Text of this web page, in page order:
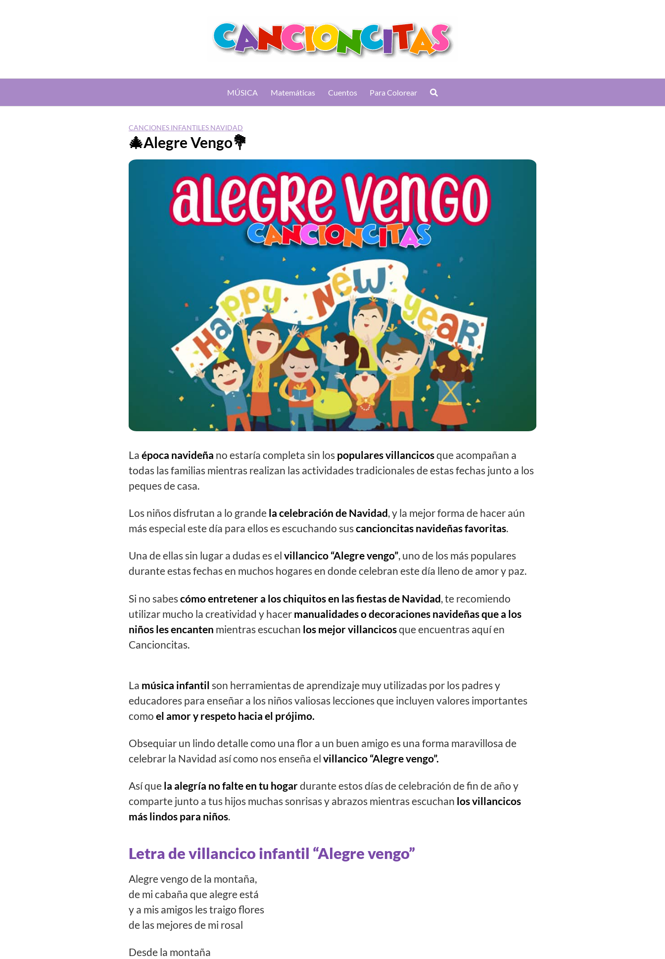
MÚSICA Matemáticas Cuentos Para Colorear
CANCIONES INFANTILES NAVIDAD
🎄Alegre Vengo💐
La época navideña no estaría completa sin los populares villancicosque acompañan a
todas las familias mientras realizan las actividades tradicionales de estas fechas junto a los
peques de casa.
Los niños disfrutan a lo grande la celebración de Navidad, y la mejor forma de hacer aún
más especial este día para ellos es escuchando suscancioncitas navideñas favoritas.
Una de ellas sin lugar a dudas es el villancico “Alegre vengo”, uno de los más populares
durante estas fechas en muchos hogares en donde celebran este día lleno de amor y paz.
Si no sabescómo entretener a los chiquitos en las fiestas de Navidad, te recomiendo
utilizar mucho la creatividad y hacer manualidades o decoraciones navideñas que a los
niños les encanten mientras escuchan los mejor villancicosque encuentras aquí en
Cancioncitas.
La música infantil son herramientas de aprendizaje muy utilizadas por los padres y
educadores para enseñar a los niños valiosas lecciones que incluyen valores importantes
como el amor y respeto hacia el prójimo.
Obsequiar un lindo detalle como una flor a un buen amigo es una forma maravillosa de
celebrar la Navidad así como nos enseña el villancico “Alegre vengo”.
Así que la alegría no falte en tu hogardurante estos días de celebración de fin de año y
comparte junto a tus hijos muchas sonrisas y abrazos mientras escuchan los villancicos
más lindos para niños.
Letra de villancico infantil “Alegre vengo”
Alegre vengo de la montaña,
de mi cabaña que alegre está
y a mis amigos les traigo flores
de las mejores de mi rosal
Desde la montaña